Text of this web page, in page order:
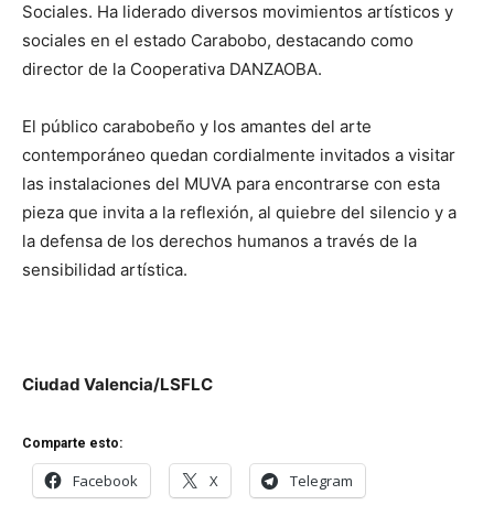
Sociales. Ha liderado diversos movimientos artísticos y
sociales en el estado Carabobo, destacando como
director de la Cooperativa DANZAOBA.
El público carabobeño y los amantes del arte
contemporáneo quedan cordialmente invitados a visitar
las instalaciones del MUVA para encontrarse con esta
pieza que invita a la reflexión, al quiebre del silencio y a
la defensa de los derechos humanos a través de la
sensibilidad artística.
Ciudad Valencia/LSFLC
Comparte esto:
Facebook X Telegram